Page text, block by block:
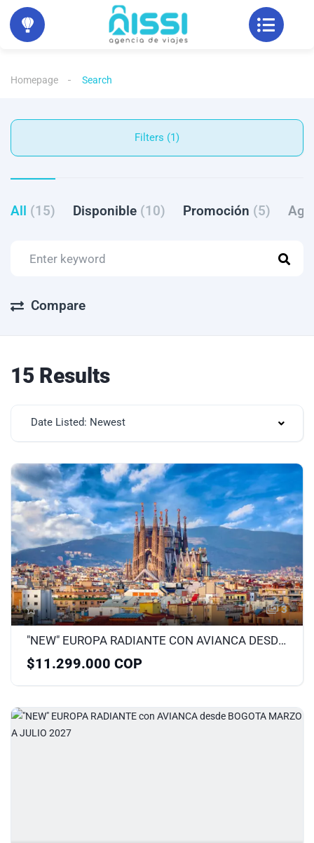
Homepage Search
Filters (1)
All (15) Disponible (10) Promoción (5)
Compare
15 Results
Date Listed: Newest
3
"NEW" EUROPA RADIANTE CON AVIANCA DESDE MEDELLÍN MARZO A JULIO 2027
$11.299.000 COP